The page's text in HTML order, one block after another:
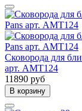
Сковорода для
арт. AMT124
11890 руб
В корзину